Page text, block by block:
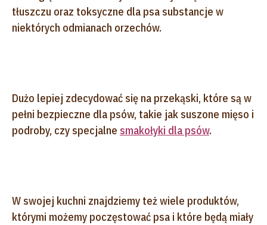
tłuszczu oraz toksyczne dla psa substancje w
niektórych odmianach orzechów.
Dużo lepiej zdecydować się na przekąski, które są w
pełni bezpieczne dla psów, takie jak suszone mięso i
podroby, czy specjalne smakołyki dla psów.
W swojej kuchni znajdziemy też wiele produktów,
którymi możemy poczęstować psa i które będą miały